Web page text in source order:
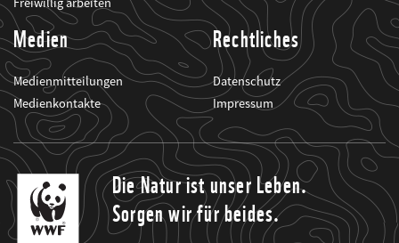
Medien
Medienmitteilungen
Medienkontakte
Rechtliches
Datenschutz
Impressum
Die Natur ist unser Leben.
Sorgen wir für beides.